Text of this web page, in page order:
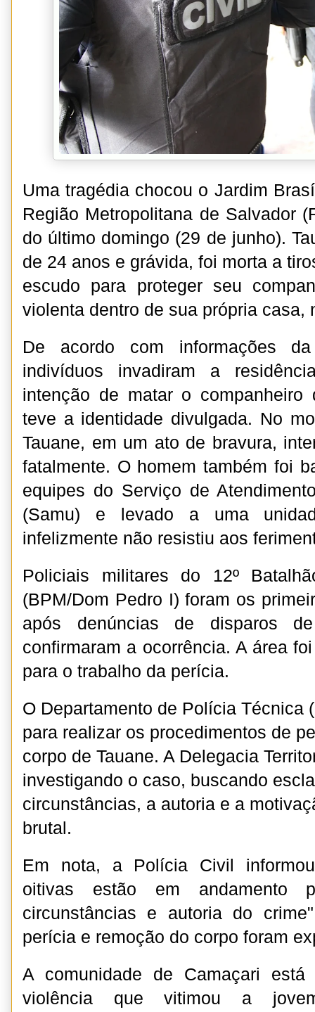
Uma tragédia chocou o Jardim
Região Metropolitana de Salvador
do último domingo (29 de junho).
de 24 anos e grávida, foi morta a
escudo para proteger seu
violenta dentro de sua própria casa,
De acordo com informações
indivíduos invadiram a
intenção de matar o companheiro
teve a identidade divulgada. No
Tauane, em um ato de bravura,
fatalmente. O homem também foi
equipes do Serviço de
(Samu) e levado a uma
infelizmente não resistiu aos
Policiais militares do 12º
(BPM/Dom Pedro I) foram os
após denúncias de disparos
confirmaram a ocorrência. A área
para o trabalho da perícia.
O Departamento de Polícia Técnica
para realizar os procedimentos de
corpo de Tauane. A Delegacia
investigando o caso, buscando
circunstâncias, a autoria e a
brutal.
Em nota, a Polícia Civil
oitivas estão em andamento
circunstâncias e autoria do
perícia e remoção do corpo foram
A comunidade de Camaçari
violência que vitimou a